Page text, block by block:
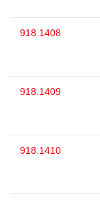
918.1408
918.1409
918.1410